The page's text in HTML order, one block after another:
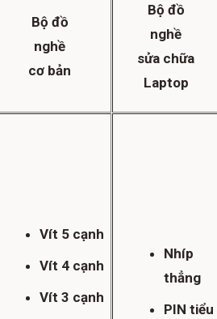
Bộ đồ
nghề
cơ bản
Bộ đồ
nghề
sửa chữa
Laptop
Vít 5 cạnh
Vít 4 cạnh
Vít 3 cạnh
Nhíp
thẳng
PIN tiểu